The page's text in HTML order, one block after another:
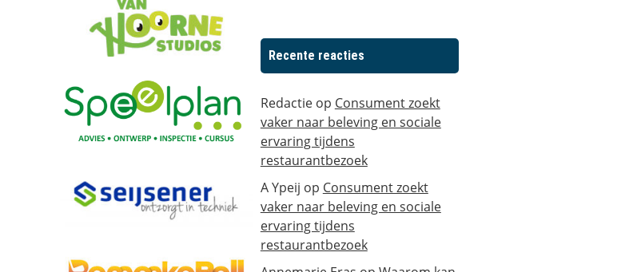
Recente reacties
Redactieop Consument zoekt
vaker naar beleving en sociale
ervaring tijdens
restaurantbezoek
A Ypeij op Consument zoekt
vaker naar beleving en sociale
ervaring tijdens
restaurantbezoek